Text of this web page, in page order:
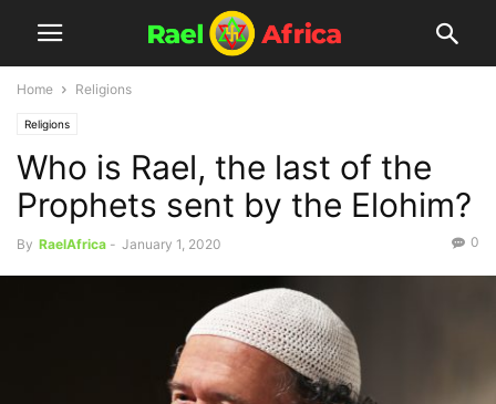
Home Religions
Religions
Who is Rael, the last of the
Prophets sent by the Elohim?
By RaelAfrica - January 1, 2020 0